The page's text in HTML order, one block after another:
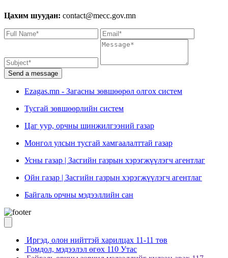
Цахим шуудан: contact@mecc.gov.mn
Send a message
Ezagas.mn - Загасны зөвшөөрөл олгох систем
Тусгай зөвшөөрлийн систем
Цаг уур, орчны шинжилгээний газар
Монгол улсын тусгай хамгаалалттай газар
Усны газар | Засгийн газрын хэрэгжүүлэгч агентлаг
Ойн газар | Засгийн газрын хэрэгжүүлэгч агентлаг
Байгаль орчны мэдээллийн сан
Иргэд, олон нийттэй харилцах 11-11 төв
Гомдол, мэдээлэл өгөх 110 Утас